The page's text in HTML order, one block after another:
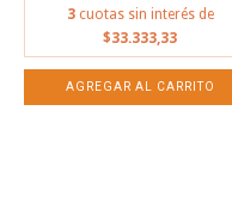
3 cuotas sin interés de
$33.333,33